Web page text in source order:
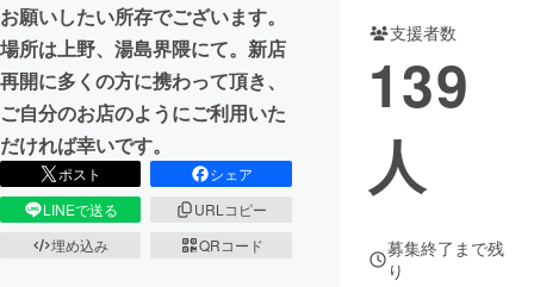
お願いしたい所存でございます。
場所は上野、湯島界隈にて。新店
再開に多くの方に携わって頂き、
ご自分のお店のようにご利用いた
だければ幸いです。
ポスト
シェア
LINEで送る
URLコピー
埋め込み
QRコード
支援者数
139
人
募集終了まで残
り